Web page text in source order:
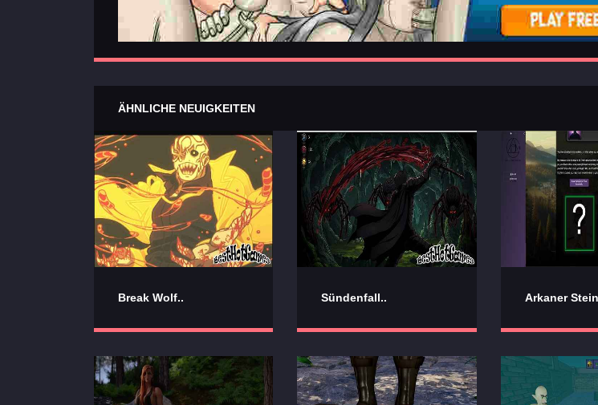
ÄHNLICHE NEUIGKEITEN
Break Wolf.. Sündenfall.. Arkaner